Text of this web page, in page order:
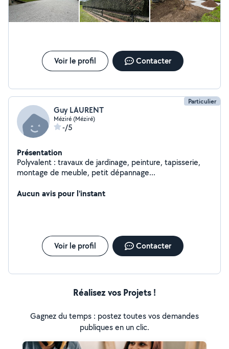
Voir le profil Contacter
Particulier
Guy LAURENT
Méziré (Méziré)
-/5
Présentation
Polyvalent : travaux de jardinage, peinture, tapisserie,
montage de meuble, petit dépannage...
Aucun avis pour l'instant
Voir le profil Contacter
Réalisez vos Projets !
Gagnez du temps : postez toutes vos demandes
publiques en un clic.